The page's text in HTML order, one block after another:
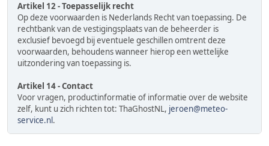
Artikel 12 - Toepasselijk recht
Op deze voorwaarden is Nederlands Recht van toepassing. De
rechtbank van de vestigingsplaats van de beheerder is
exclusief bevoegd bij eventuele geschillen omtrent deze
voorwaarden, behoudens wanneer hierop een wettelijke
uitzondering van toepassing is.
Artikel 14 - Contact
Voor vragen, productinformatie of informatie over de website
zelf, kunt u zich richten tot: ThaGhostNL, jeroen@meteo-
service.nl .